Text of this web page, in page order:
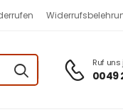
Ruf
0049